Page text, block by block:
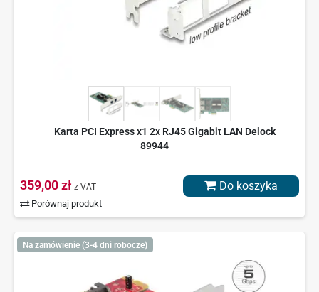
Karta PCI Express x1 2x RJ45 Gigabit LAN Delock
89944
359,00 zł z VAT
Porównaj produkt
Do koszyka
Na zamówienie (3-4 dni robocze)